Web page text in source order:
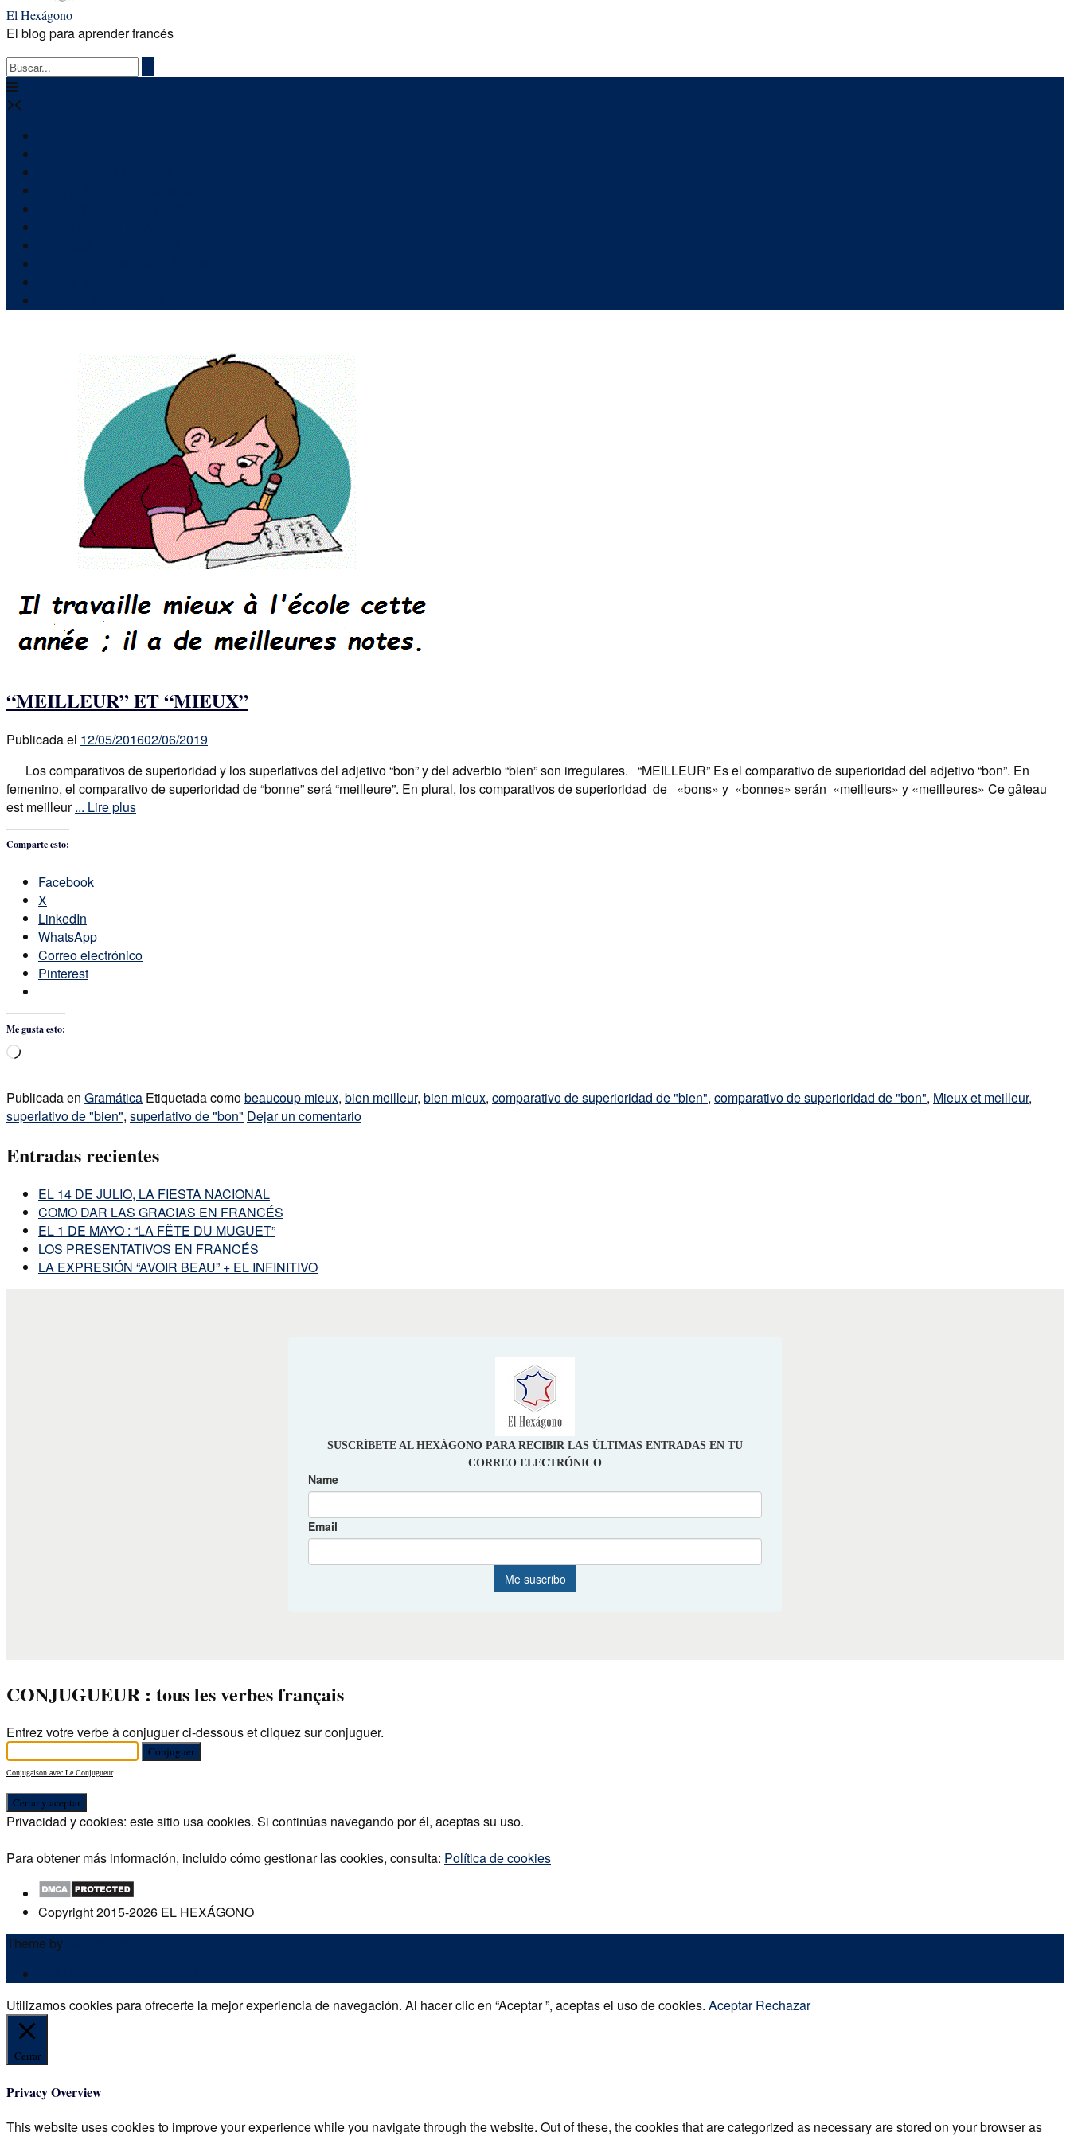
El Hexágono
El blog para aprender francés
“MEILLEUR” ET “MIEUX”
Publicada el 12/05/201602/06/2019
Los comparativos de superioridad y los superlativos del adjetivo “bon” y del adverbio “bien” son irregulares. “MEILLEUR” Es el comparativo de superioridad del adjetivo “bon”. En
femenino, el comparativo de superioridad de “bonne” será “meilleure”. En plural, los comparativos de superioridad de «bons» y «bonnes» serán «meilleurs» y «meilleures» Ce gâteau
est meilleur... Lire plus
Comparte esto:
Facebook
X
LinkedIn
WhatsApp
Correo electrónico
Pinterest
Me gusta esto:
Cargando...
Publicada en Gramática Etiquetada comobeaucoup mieux, bien meilleur, bien mieux, comparativo de superioridad de "bien", comparativo de superioridad de "bon", Mieux et meilleur,
superlativo de "bien", superlativo de "bon" Dejar un comentario
Entradas recientes
EL 14 DE JULIO, LA FIESTA NACIONAL
COMO DAR LAS GRACIAS EN FRANCÉS
EL 1 DE MAYO : “LA FÊTE DU MUGUET”
LOS PRESENTATIVOS EN FRANCÉS
LA EXPRESIÓN “AVOIR BEAU” + EL INFINITIVO
CONJUGUEUR : tous les verbes français
Entrez votre verbe à conjuguer ci-dessous et cliquez sur conjuguer.
Conjugaison avec Le Conjugueur
Privacidad y cookies: este sitio usa cookies. Si continúas navegando por él, aceptas su uso.
Para obtener más información, incluido cómo gestionar las cookies, consulta: Política de cookies
Copyright 2015-2026 EL HEXÁGONO
Theme by
Utilizamos cookies para ofrecerte la mejor experiencia de navegación. Al hacer clic en “Aceptar ”, aceptas el uso de cookies. Aceptar Rechazar
Cerrar
Privacy Overview
This website uses cookies to improve your experience while you navigate through the website. Out of these, the cookies that are categorized as necessary are stored on your browser as